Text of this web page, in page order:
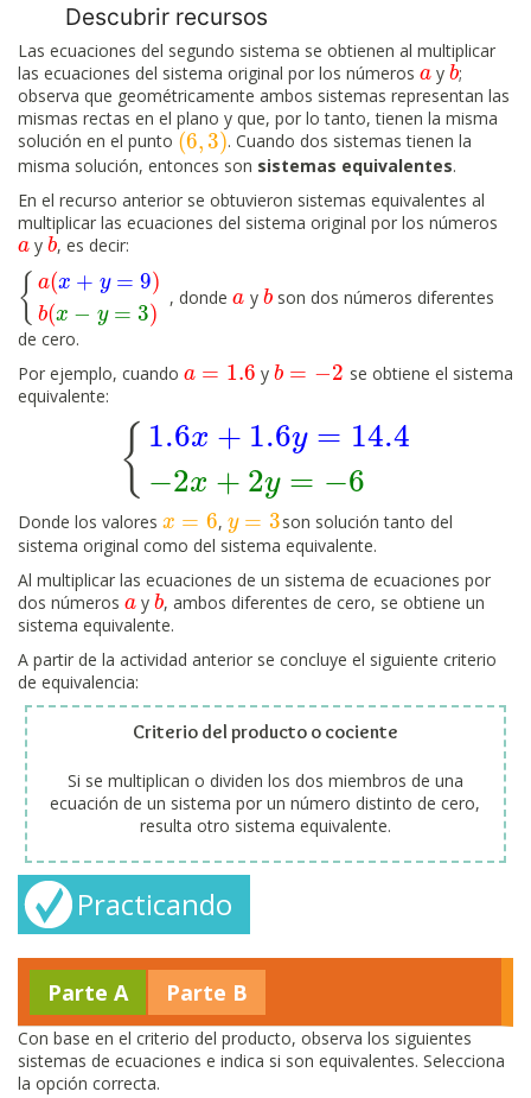
Las ecuaciones del segundo sistema se obtienen al multiplicar
las ecuaciones del sistema original por los números a
a yb
b;
observa que geométricamente ambos sistemas representan las
mismas rectas en el plano y que, por lo tanto, tienen la misma
solución en el punto (6,3)
(6,3 )
. Cuando dos sistemas tienen la
misma solución, entonces son sistemas equivalentes.
En el recurso anterior se obtuvieron sistemas equivalentes al
multiplicar las ecuaciones del sistema original por los números
a
a yb
b, es decir:
{ a(x + y = 9)
b(x − y = 3)
{a +y ) (x ) , dondea
a y b
bson dos números diferentes
de cero.
Por ejemplo, cuando a = 1.6
a= 1.6 yb = −2
b =−2
se obtiene el sistema
equivalente:
{ 1.6x + 1.6y = 14.4
−2x + 2y = −6
{1.6 y= −2
Donde los valores x = 6
x= 6 ,y = 3
y=3
son solución tanto del
sistema original como del sistema equivalente.
Al multiplicar las ecuaciones de un sistema de ecuaciones por
dos números a
a yb
b, ambos diferentes de cero, se obtiene un
sistema equivalente.
A partir de la actividad anterior se concluye el siguiente criterio
de equivalencia:
Criterio del producto o cociente
Si se multiplican o dividen los dos miembros de una
ecuación de un sistema por un número distinto de cero,
resulta otro sistema equivalente.
Practicando
Parte A Parte B
Con base en el criterio del producto, observa los siguientes
sistemas de ecuaciones e indica si son equivalentes. Selecciona
la opción correcta.